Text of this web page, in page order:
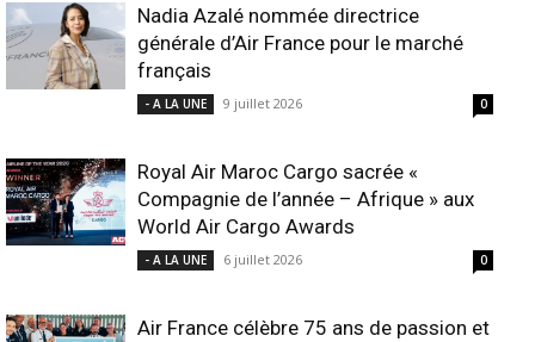
Nadia Azalé nommée directrice
générale d’Air France pour le marché
français
- A LA UNE 9 juillet 2026 0
Royal Air Maroc Cargo sacrée «
Compagnie de l’année – Afrique » aux
World Air Cargo Awards
- A LA UNE 6 juillet 2026 0
Air France célèbre 75 ans de passion et